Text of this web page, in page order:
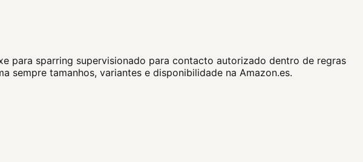
para sparring supervisionado para contacto autorizado dentro de regras
sempre tamanhos, variantes e disponibilidade na Amazon.es.